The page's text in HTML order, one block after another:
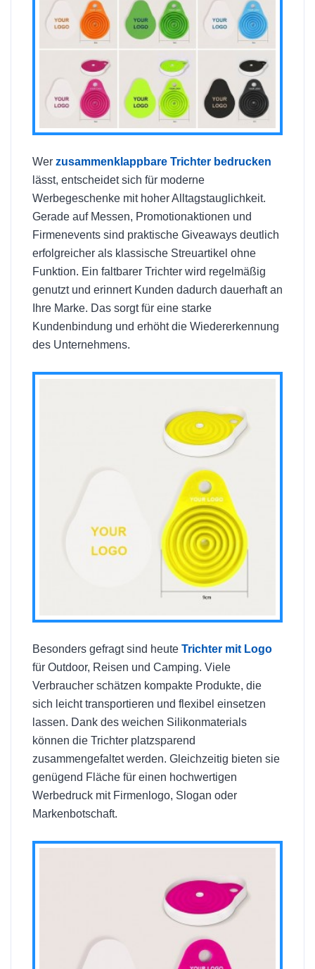
Wer zusammenklappbare Trichter bedrucken
lässt, entscheidet sich für moderne
Werbegeschenke mit hoher Alltagstauglichkeit.
Gerade auf Messen, Promotionaktionen und
Firmenevents sind praktische Giveaways deutlich
erfolgreicher als klassische Streuartikel ohne
Funktion. Ein faltbarer Trichter wird regelmäßig
genutzt und erinnert Kunden dadurch dauerhaft an
Ihre Marke. Das sorgt für eine starke
Kundenbindung und erhöht die Wiedererkennung
des Unternehmens.
Besonders gefragt sind heute Trichter mit Logo
für Outdoor, Reisen und Camping. Viele
Verbraucher schätzen kompakte Produkte, die
sich leicht transportieren und flexibel einsetzen
lassen. Dank des weichen Silikonmaterials
können die Trichter platzsparend
zusammengefaltet werden. Gleichzeitig bieten sie
genügend Fläche für einen hochwertigen
Werbedruck mit Firmenlogo, Slogan oder
Markenbotschaft.